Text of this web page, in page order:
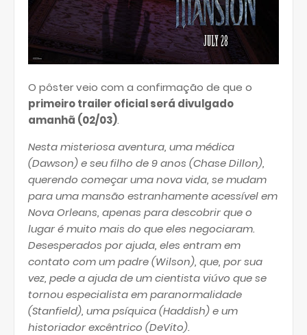
O pôster veio com a confirmação de que o
primeiro trailer oficial será divulgado
amanhã (02/03).
Nesta misteriosa aventura, uma médica
(Dawson) e seu filho de 9 anos (Chase Dillon),
querendo começar uma nova vida, se mudam
para uma mansão estranhamente acessível em
Nova Orleans, apenas para descobrir que o
lugar é muito mais do que eles negociaram.
Desesperados por ajuda, eles entram em
contato com um padre (Wilson), que, por sua
vez, pede a ajuda de um cientista viúvo que se
tornou especialista em paranormalidade
(Stanfield), uma psíquica (Haddish) e um
historiador excêntrico (DeVito).